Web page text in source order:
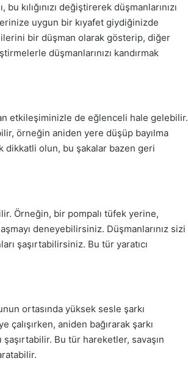
kılığınızı değiştirerek düşmanlarınızı
uygun bir kıyafet giydiğinizde
bir düşman olarak gösterip, diğer
düşmanlarınızı kandırmak
etkileşiminizle de eğlenceli hale gelebilir.
örneğin aniden yere düşüp bayılma
dikkatli olun, bu şakalar bazen geri
Örneğin, bir pompalı tüfek yerine,
deneyebilirsiniz. Düşmanlarınız sizi
şaşırtabilirsiniz. Bu tür yaratıcı
ortasında yüksek sesle şarkı
çalışırken, aniden bağırarak şarkı
şaşırtabilir. Bu tür hareketler, savaşın